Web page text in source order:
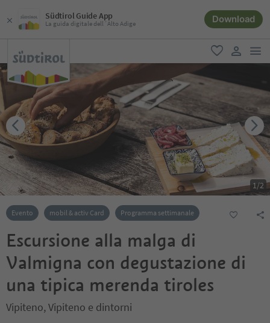
Südtirol Guide App
La guida digitale dell´Alto Adige Download
favoriti
user link
1/2
Evento mobil & activ Card Programma settimanale
Escursione alla malga di
Valmigna con degustazione di
una tipica merenda tiroles
Vipiteno, Vipiteno e dintorni